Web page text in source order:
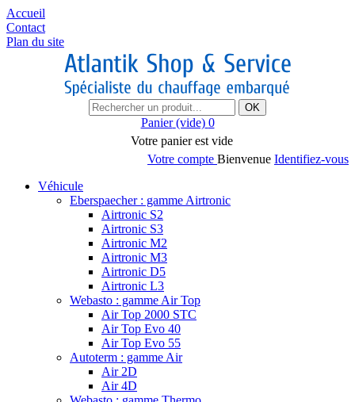
Accueil
Contact
Plan du site
OK
Panier (vide) 0
Votre panier est vide
Votre compte Bienvenue Identifiez-vous
Véhicule
Eberspaecher : gamme Airtronic
Airtronic S2
Airtronic S3
Airtronic M2
Airtronic M3
Airtronic D5
Airtronic L3
Webasto : gamme Air Top
Air Top 2000 STC
Air Top Evo 40
Air Top Evo 55
Autoterm : gamme Air
Air 2D
Air 4D